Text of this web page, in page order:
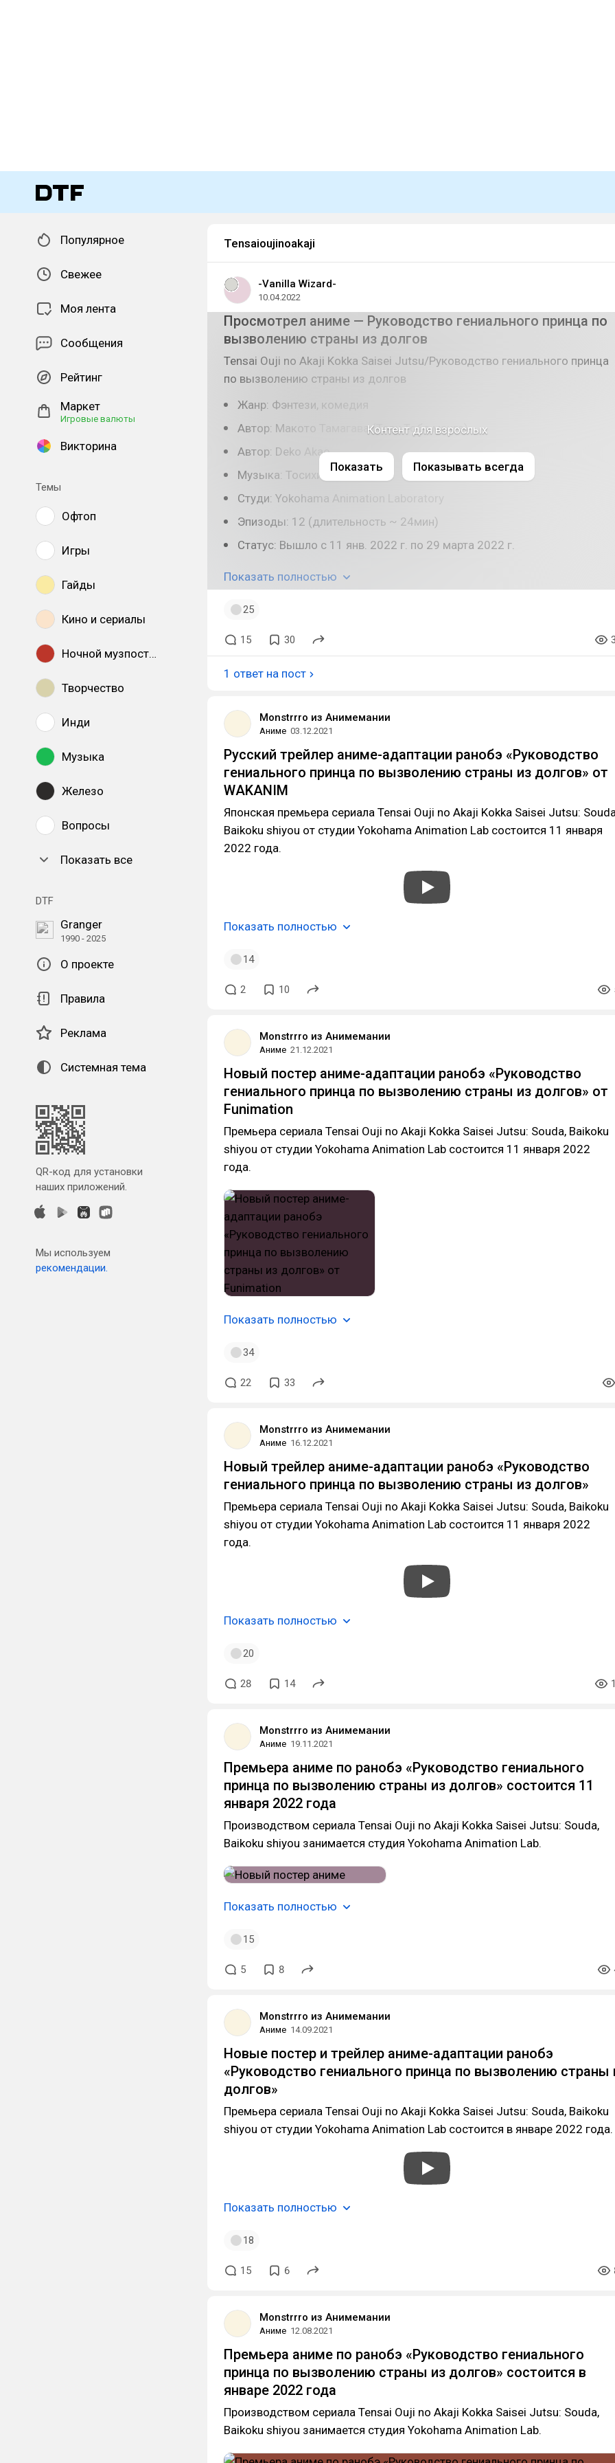
Популярное
Свежее
Моя лента
Сообщения
Рейтинг
Маркет
Игровые валюты
Викторина
Темы
Офтоп
Игры
Гайды
Кино и сериалы
Ночной музпостинг
Творчество
Инди
Музыка
Железо
Вопросы
Показать все
DTF
Granger
1990 - 2025
О проекте
Правила
Реклама
Системная тема
QR-код для установки
наших приложений.
Мы используем
рекомендации.
Tensaioujinoakaji
-Vanilla Wizard-
10.04.2022
Просмотрел аниме — Руководство гениального принца по
вызволению страны из долгов
Tensai Ouji no Akaji Kokka Saisei Jutsu/Руководство гениального принца
по вызволению страны из долгов
Жанр: Фэнтези, комедия
Автор: Макото Тамагава (Тору Тоба манга)
Автор: Deko Akao
Музыка: Тосихико Сахаси
Студи: Yokohama Animation Laboratory
Эпизоды: 12 (длительность ~ 24мин)
Статус: Вышло с 11 янв. 2022 г. по 29 марта 2022 г.
Показать полностью
Контент для взрослых
Показать Показывать всегда
25
15 30
1 ответ на пост
Monstrrro из Анимемании
Аниме 03.12.2021
Русский трейлер аниме-адаптации ранобэ «Руководство
гениального принца по вызволению страны из долгов» от
WAKANIM
Японская премьера сериала Tensai Ouji no Akaji Kokka Saisei Jutsu:
Baikoku shiyou от студии Yokohama Animation Lab состоится 11 января
2022 года.
Показать полностью
14
2 10
Monstrrro из Анимемании
Аниме 21.12.2021
Новый постер аниме-адаптации ранобэ «Руководство
гениального принца по вызволению страны из долгов» от
Funimation
Премьера сериала Tensai Ouji no Akaji Kokka Saisei Jutsu: Souda, Baikoku
shiyou от студии Yokohama Animation Lab состоится 11 января 2022
года.
Показать полностью
34
22 33
Monstrrro из Анимемании
Аниме 16.12.2021
Новый трейлер аниме-адаптации ранобэ «Руководство
гениального принца по вызволению страны из долгов»
Премьера сериала Tensai Ouji no Akaji Kokka Saisei Jutsu: Souda, Baikoku
shiyou от студии Yokohama Animation Lab состоится 11 января 2022
года.
Показать полностью
20
28 14
Monstrrro из Анимемании
Аниме 19.11.2021
Премьера аниме по ранобэ «Руководство гениального
принца по вызволению страны из долгов» состоится 11
января 2022 года
Производством сериала Tensai Ouji no Akaji Kokka Saisei Jutsu: Souda,
Baikoku shiyou занимается студия Yokohama Animation Lab.
Показать полностью
15
5 8
Monstrrro из Анимемании
Аниме 14.09.2021
Новые постер и трейлер аниме-адаптации ранобэ
«Руководство гениального принца по вызволению страны
долгов»
Премьера сериала Tensai Ouji no Akaji Kokka Saisei Jutsu: Souda, Baikoku
shiyou от студии Yokohama Animation Lab состоится в январе 2022 года.
Показать полностью
18
15 6
Monstrrro из Анимемании
Аниме 12.08.2021
Премьера аниме по ранобэ «Руководство гениального
принца по вызволению страны из долгов» состоится в
январе 2022 года
Производством сериала Tensai Ouji no Akaji Kokka Saisei Jutsu: Souda,
Baikoku shiyou занимается студия Yokohama Animation Lab.